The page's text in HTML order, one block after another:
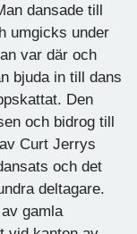
dansade till
umgicks under
var där och
bjuda in till dans
Den
och bidrog till
Curt Jerrys
och det
deltagare.
gamla